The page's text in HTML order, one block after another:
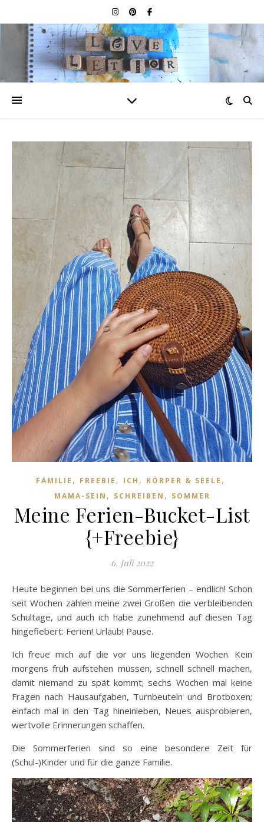
FAMILIE , FREEBIE , ICH , KÖRPER & SEELE ,
MAMA-SEIN , SCHREIBEN , SOMMER
Meine Ferien-Bucket-List
{+Freebie}
6. Juli 2022
Heute beginnen bei uns die Sommerferien – endlich! Schon
seit Wochen zählen meine zwei Großen die verbleibenden
Schultage, und auch ich habe zunehmend auf diesen Tag
hingefiebert: Ferien! Urlaub! Pause.
Ich freue mich auf die vor uns liegenden Wochen. Kein
morgens früh aufstehen müssen, schnell schnell machen,
damit niemand zu spät kommt; sechs Wochen mal keine
Fragen nach Hausaufgaben, Turnbeuteln und Brotboxen;
einfach mal in den Tag hineinleben, Neues ausprobieren,
wertvolle Erinnerungen schaffen.
Die Sommerferien sind so eine besondere Zeit für
(Schul-)Kinder und für die ganze Familie.